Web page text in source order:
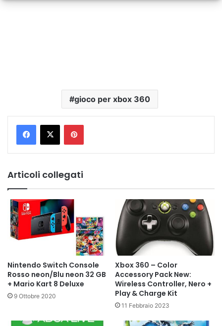
gioco per xbox 360
Pinterest
Articoli collegati
Nintendo Switch Console
Rosso neon/Blu neon 32 GB
+ Mario Kart 8 Deluxe
9 Ottobre 2020
Xbox 360 – Color
Accessory Pack New:
Wireless Controller, Nero +
Play & Charge Kit
11 Febbraio 2023